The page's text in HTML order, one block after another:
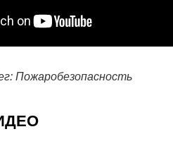
Пожаробезопасность